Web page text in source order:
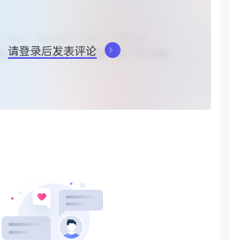
请登录后发表评论